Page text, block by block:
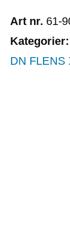
Art nr. 61-
Kategorier:
DN FLENS